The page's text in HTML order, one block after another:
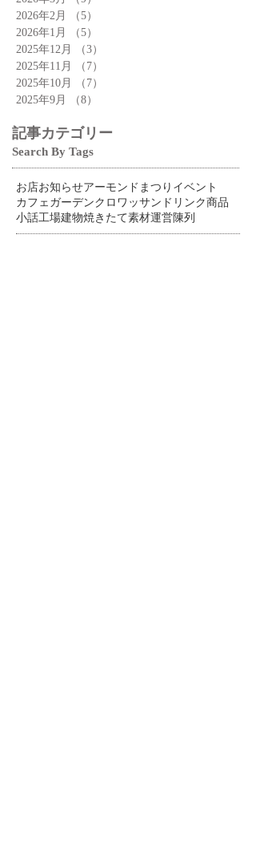
2026年2月
（5）
2026年1月
（5）
2025年12月
（3）
2025年11月
（7）
2025年10月
（7）
2025年9月
（8）
記事カテゴリー
Search By Tags
お店お知らせアーモンドまつり イベント
カフェ ガーデンクロワッサン ドリンク商品
小話工場建物焼きたて素材運営陳列